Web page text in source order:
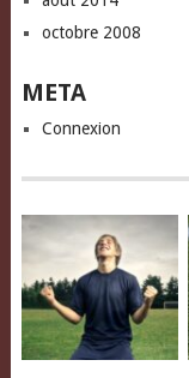
octobre 2008
META
Connexion